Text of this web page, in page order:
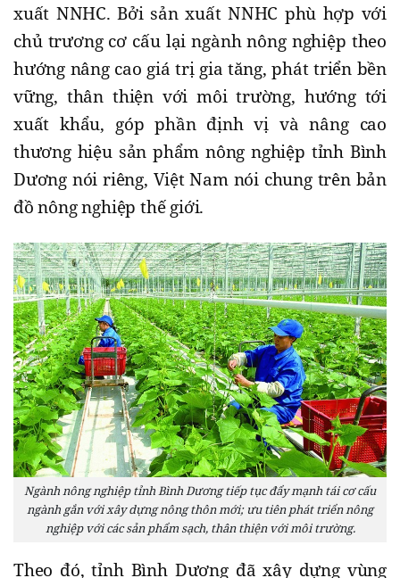
xuất NNHC. Bởi sản xuất NNHC phù hợp với
chủ trương cơ cấu lại ngành nông nghiệp theo
hướng nâng cao giá trị gia tăng, phát triển bền
vững, thân thiện với môi trường, hướng tới
xuất khẩu, góp phần định vị và nâng cao
thương hiệu sản phẩm nông nghiệp tỉnh Bình
Dương nói riêng, Việt Nam nói chung trên bản
đồ nông nghiệp thế giới.
Ngành nông nghiệp tỉnh Bình Dương tiếp tục đẩy mạnh tái cơ cấu
ngành gắn với xây dựng nông thôn mới; ưu tiên phát triển nông
nghiệp với các sản phẩm sạch, thân thiện với môi trường.
Theo đó, tỉnh Bình Dương đã xây dựng vùng